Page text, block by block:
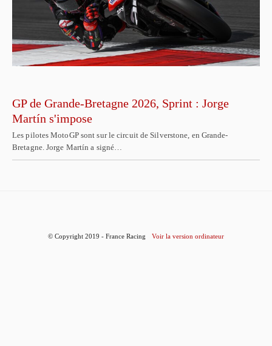
GP de Grande-Bretagne 2026, Sprint : Jorge
Martín s'impose
Les pilotes MotoGP sont sur le circuit de Silverstone, en Grande-
Bretagne. Jorge Martín a signé…
© Copyright 2019 - France Racing Voir la version ordinateur